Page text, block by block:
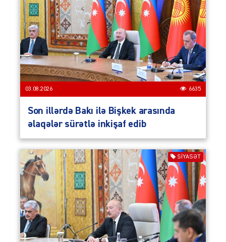
03.08.2026 6635
Son illərdə Bakı ilə Bişkek arasında
əlaqələr sürətlə inkişaf edib
SIYASƏT